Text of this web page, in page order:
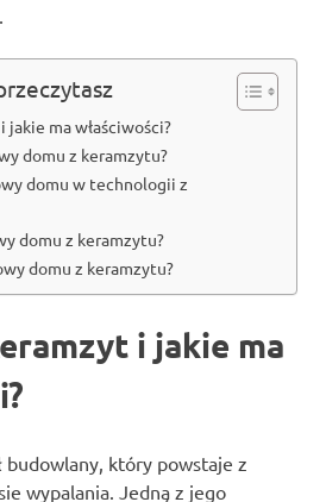
ma właściwości?
domu z keramzytu?
domu w technologii z
domu z keramzytu?
domu z keramzytu?
i jakie ma
budowlany, który powstaje z
wypalania. Jedną z jego